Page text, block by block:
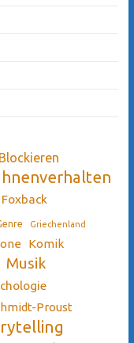
Foxback
Griechenland
Komik
Musik
Proust